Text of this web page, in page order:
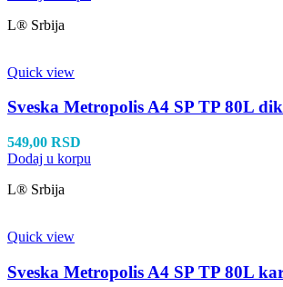
L® Srbija
Quick view
Sveska Metropolis A4 SP TP 80L
549,00 RSD
Dodaj u korpu
L® Srbija
Quick view
Sveska Metropolis A4 SP TP 80L